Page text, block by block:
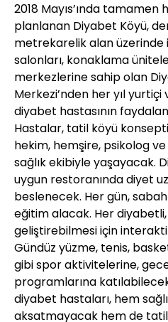
2018 Mayıs’ında
planlanan Diyabet Köyü,
metrekarelik alan üzerinde
salonları, konaklama
merkezlerine sahip olan
Merkezi’nden her yıl yurtiçi
diyabet hastasının
Hastalar, tatil köyü
hekim, hemşire, psikolog
sağlık ekibiyle yaşayacak.
uygun restoranında diyet
beslenecek. Her gün,
eğitim alacak. Her
geliştirebilmesi için
Gündüz yüzme, tenis,
gibi spor aktivitelerine,
programlarına
diyabet hastaları, hem
aksatmayacak hem de